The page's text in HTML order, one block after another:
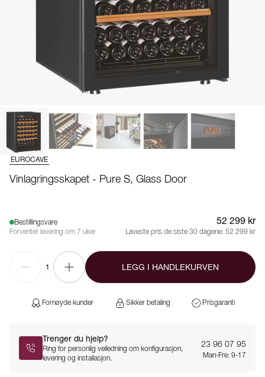
EUROCAVE
Vinlagringsskapet - Pure S, Glass Door
Bestillingsvare
Forventet levering om 7 uker
52 299 kr
Laveste pris de siste 30 dagene: 52 299 kr
1 LEGG I HANDLEKURVEN
Fornøyde kunder Sikker betaling Prisgaranti
Trenger du hjelp?
Ring for personlig veiledning om konfigurasjon,
levering og installasjon.
23 96 07 95
Man-Fre: 9-17